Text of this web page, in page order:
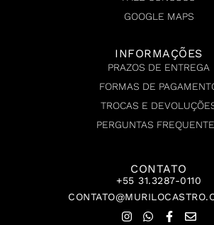
GOOGLE MAPS
INFORMAÇÕES
PRAZOS DE ENTREGA
FORMAS DE
TROCAS E
PERGUNTAS
CONTATO
+55 31.3287-0110